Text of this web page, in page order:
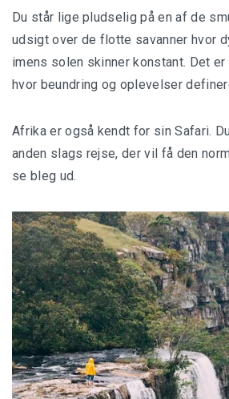
Du står lige pludselig på en af de
udsigt over de flotte savanner hvor
imens solen skinner konstant. Det
hvor beundring og oplevelser
Afrika er også kendt for sin Safari.
anden slags rejse, der vil få den
se bleg ud.